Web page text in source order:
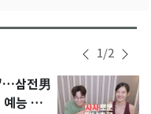
1/2
삼전男
능 화